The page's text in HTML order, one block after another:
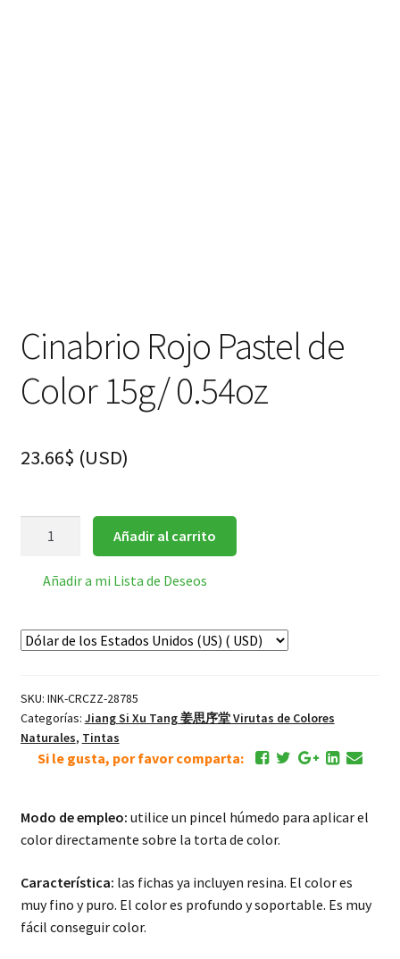
Cinabrio Rojo Pastel de
Color 15g/ 0.54oz
23.66$ (USD)
15g/
Añadir al carrito
Añadir a mi Lista de Deseos
SKU: INK-CRCZZ-28785
Categorías: Jiang Si Xu Tang 姜思序堂 Virutas de Colores
Naturales, Tintas
Si le gusta, por favor comparta:
Modo de empleo: utilice un pincel húmedo para aplicar el
color directamente sobre la torta de color.
Característica: las fichas ya incluyen resina. El color es
muy fino y puro. El color es profundo y soportable. Es muy
fácil conseguir color.